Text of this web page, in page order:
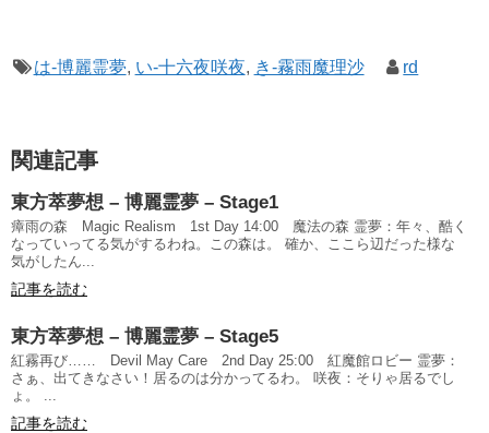
は-博麗霊夢, い-十六夜咲夜, き-霧雨魔理沙 rd
関連記事
東方萃夢想 – 博麗霊夢 – Stage1
瘴雨の森 Magic Realism 1st Day 14:00 魔法の森 霊夢：年々、酷く
なっていってる気がするわね。この森は。 確か、ここら辺だった様な
気がしたん...
記事を読む
東方萃夢想 – 博麗霊夢 – Stage5
紅霧再び…… Devil May Care 2nd Day 25:00 紅魔館ロビー 霊夢：
さぁ、出てきなさい！居るのは分かってるわ。 咲夜：そりゃ居るでし
ょ。 ...
記事を読む